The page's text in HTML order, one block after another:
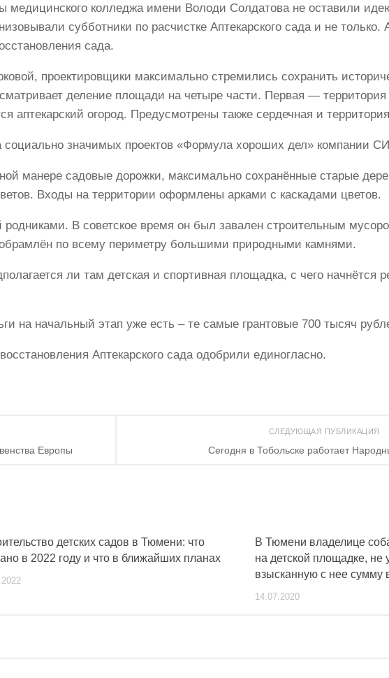
медицинского колледжа имени Володи Солдатова не оставили
субботники по расчистке Аптекарского сада и не
сада.
проектировщики максимально стремились сохранить
деление площади на четыре части. Первая — территория
аптекарский огород. Предусмотрены также сердечная и
социально значимых проектов «Формула хороших дел» компании
манере садовые дорожки, максимально сохранённые старые
Входы на территории оформлены арками с каскадами цветов.
В советское время он был завален строительным
по всему периметру большими природными камнями.
ли там детская и спортивная площадка, с чего начнётся
на начальный этап уже есть – те самые грантовые 700 тысяч
Аптекарского сада одобрили единогласно.
СЛЕДУЮЩАЯ ПУБЛИКАЦИЯ
Сегодня в Тобольске работает
Европы
детских садов в Тюмени: что
в 2022 году и что в ближайших планах
В Тюмени владелице
на детской площадке, не
взысканную с нее сумму
14.07.2020